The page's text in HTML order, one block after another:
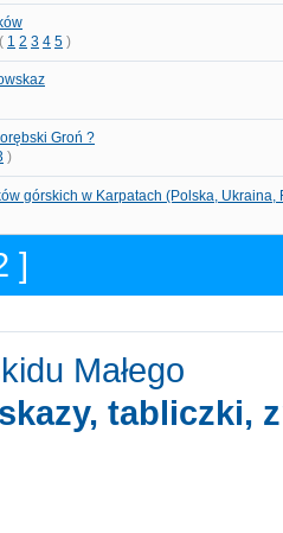
( 1 2 3 4 5 )
Groń ?
)
górskich w Karpatach (Polska, Ukraina,
]
Małego
tabliczki,